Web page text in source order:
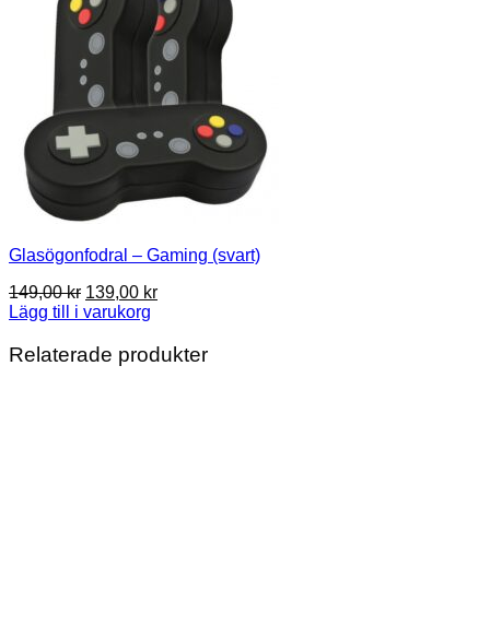
Glasögonfodral – Gaming (svart)
149,00kr Det
ursprungliga
var:
149,00 kr.
139,00 krDet
är:
Lägg till i varukorg
Relaterade produkter